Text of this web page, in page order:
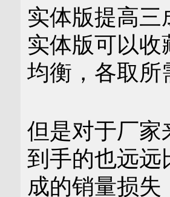
实体版提高
实体版可以
均衡，各取所
但是对于厂
到手的也远
成的销量损